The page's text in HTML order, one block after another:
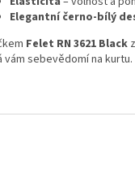
Elegantní černo-bílý
Felet RN 3621 Black
vám sebevědomí na kurtu.